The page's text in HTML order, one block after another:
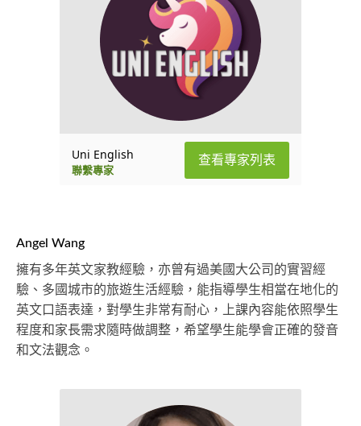
Uni English
聯繫專家
查看專家列表
Angel Wang
擁有多年英文家教經驗，亦曾有過美國大公司的實習經
驗、多國城市的旅遊生活經驗，能指導學生相當在地化的
英文口語表達，對學生非常有耐心，上課內容能依照學生
程度和家長需求隨時做調整，希望學生能學會正確的發音
和文法觀念。